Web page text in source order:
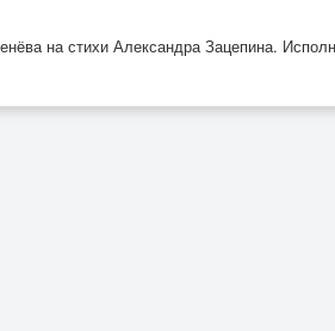
на стихи Александра Зацепина.